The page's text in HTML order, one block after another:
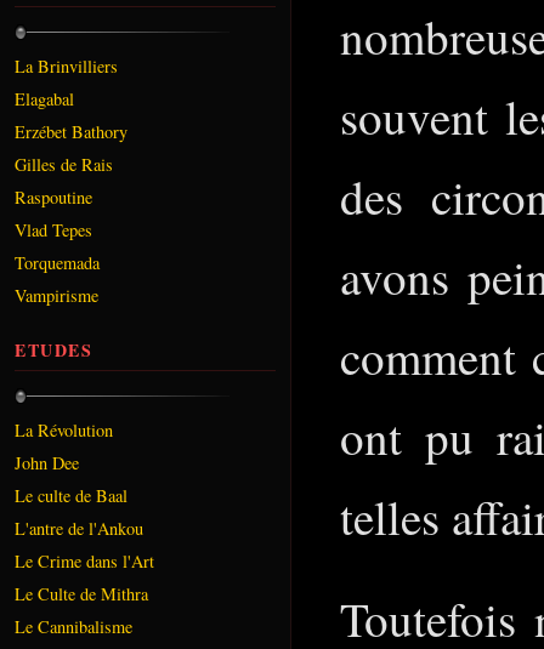
La Brinvilliers
Elagabal
Erzébet Bathory
Gilles de Rais
Raspoutine
Vlad Tepes
Torquemada
Vampirisme
ETUDES
La Révolution
John Dee
Le culte de Baal
L'antre de l'Ankou
Le Crime dans l'Art
Le Culte de Mithra
Le Cannibalisme
souvent
des
avons
comment
ont pu
telles
Toutefois